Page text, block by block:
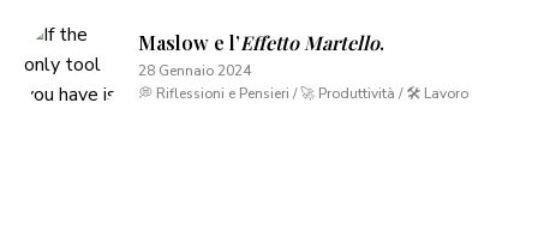
Maslow e l’Effetto Martello.
28 Gennaio 2024
💭 Riflessioni e Pensieri / 🚀 Produttività / 🛠 Lavoro